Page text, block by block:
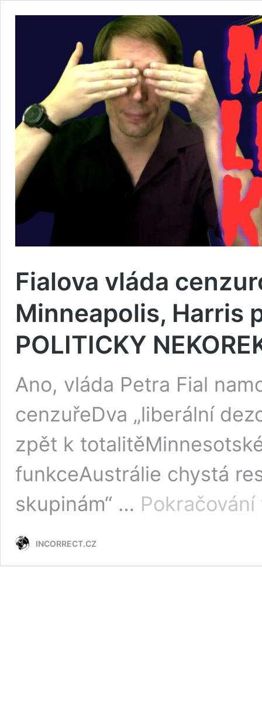
Fialova vláda
Minneapolis, Harris
POLITICKY
Ano, vláda Petra Fial
cenzuřeDva „liberální
zpět k
funkceAustrálie chystá
skupinám“ …
INCORRECT.CZ